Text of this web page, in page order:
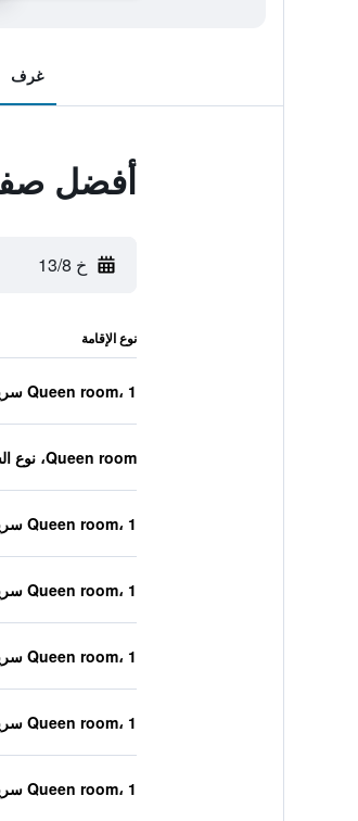
غرف
أفضل
خ 13/8
نوع الإقامة
Queen room، 1 سرير كوين
Queen room، نوع السرير غير معروف
Queen room، 1 سرير كوين
Queen room، 1 سرير كوين
Queen room، 1 سرير كوين
Queen room، 1 سرير كوين
Queen room، 1 سرير كوين